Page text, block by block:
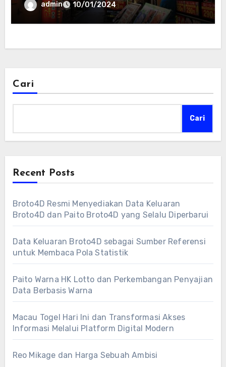
admin 10/01/2024
Cari
Cari
Recent Posts
Broto4D Resmi Menyediakan Data Keluaran
Broto4D dan Paito Broto4D yang Selalu Diperbarui
Data Keluaran Broto4D sebagai Sumber Referensi
untuk Membaca Pola Statistik
Paito Warna HK Lotto dan Perkembangan Penyajian
Data Berbasis Warna
Macau Togel Hari Ini dan Transformasi Akses
Informasi Melalui Platform Digital Modern
Reo Mikage dan Harga Sebuah Ambisi